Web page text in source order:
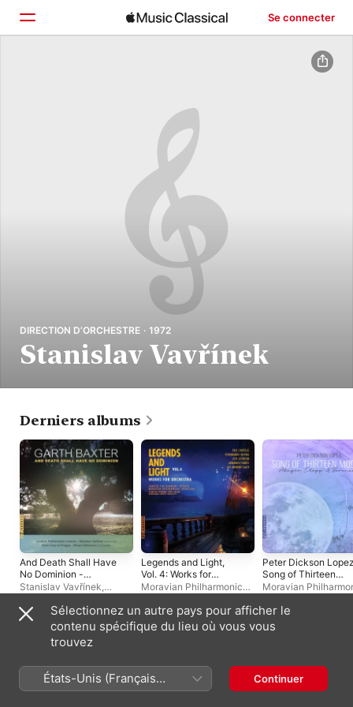
Se connecter
DIRECTION D’ORCHESTRE · 1972
Stanislav Vavřínek
Derniers albums
And Death Shall Have
No Dominion -
Single
Stanislav Vavřínek,
Orchestra, Kühn Choir Of
Prague
Legends and Light,
Vol. 4: Works for
Orchestra
Moravian Philharmonic
Philharmonic Orchestra,
Stanislav Vavřínek ,Evan-
Alexis Christ, Pavel
Peter Dickson
Song of Thirteen
Moons - EP
Moravian
Philharmonic
Albums live
Sélectionnez un autre pays pour afficher le
contenu spécifique du lieu où vous vous
trouvez
États-Unis (Français
France)
Continuer